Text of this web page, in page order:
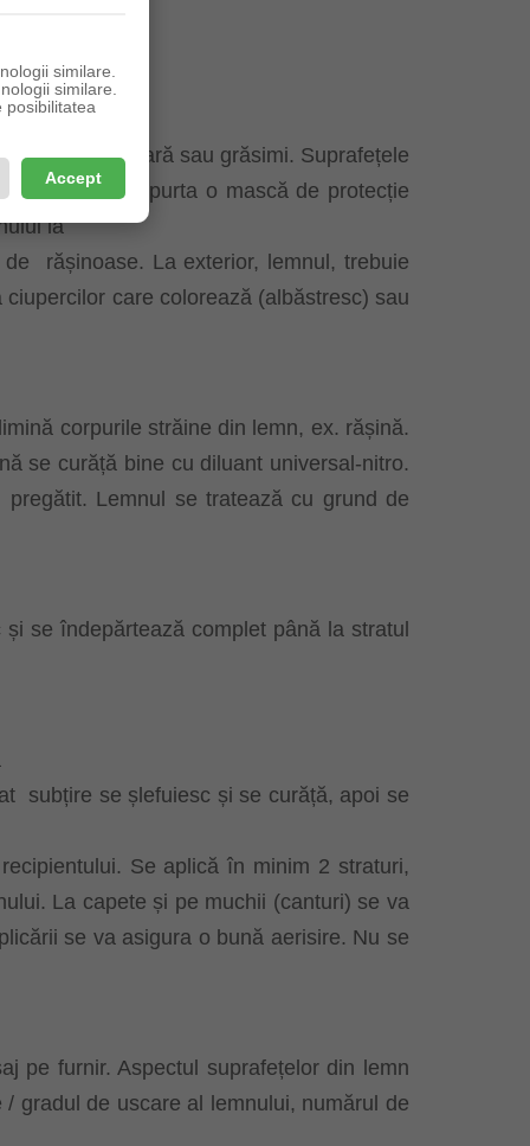
de ulei, de ceară sau grăsimi. Suprafețele
lemn, se va purta o mască de protecție
la
rășinoase. La exterior, lemnul, trebuie
care colorează (albăstresc) sau
corpurile străine din lemn, ex. rășină.
se curăță bine cu diluant universal-nitro.
Lemnul se tratează cu grund de
se îndepărtează complet până la stratul
subțire se șlefuiesc și se curăță, apoi se
Se aplică în minim 2 straturi,
La capete și pe muchii (canturi) se va
se va asigura o bună aerisire. Nu se
pe furnir. Aspectul suprafețelor din lemn
gradul de uscare al lemnului, numărul de
similare.
similare.
posibilitatea
Accept